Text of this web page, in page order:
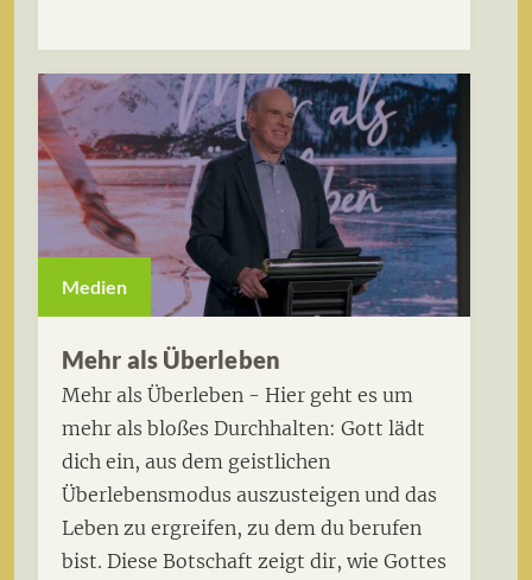
Medien
Mehr als Überleben
Mehr als Überleben - Hier geht es um
mehr als bloßes Durchhalten: Gott lädt
dich ein, aus dem geistlichen
Überlebensmodus auszusteigen und das
Leben zu ergreifen, zu dem du berufen
bist. Diese Botschaft zeigt dir, wie Gottes